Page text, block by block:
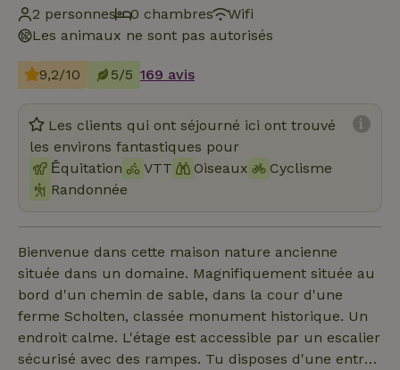
2 personnes
0 chambres
Wifi
Les animaux ne sont pas autorisés
9,2/10 5/5 169 avis
Les clients qui ont séjourné ici ont trouvé
les environs fantastiques pour
Ḗquitation
VTT Oiseaux
Cyclisme
Randonnée
Bienvenue dans cette maison nature ancienne
située dans un domaine. Magnifiquement située au
bord d'un chemin de sable, dans la cour d'une
ferme Scholten, classée monument historique. Un
endroit calme. L'étage est accessible par un escalier
sécurisé avec des rampes. Tu disposes d'une entrée